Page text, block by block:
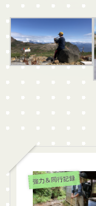
強力＆同行記録